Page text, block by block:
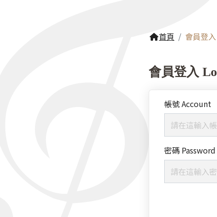
首頁 會員登入
會員登入
帳號 Account
密碼 Password